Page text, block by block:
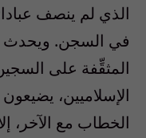
الذي لم ينصف
في السجن. ويحدث
المثقِّفة على
الإسلاميين،
الخطاب مع الآخر،